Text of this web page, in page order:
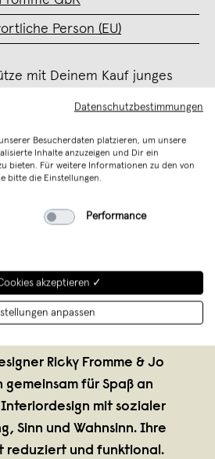
Person (EU)
mit Deinem Kauf junges
& Blum,Berlin
seit September 2018
Ricky Fromme & Jo
gemeinsam für Spaß an
mit sozialer
Sinn und Wahnsinn. Ihre
reduziert und funktional.
Datenschutzbestimmungen
Besucherdaten platzieren, um unsere
Inhalte anzuzeigen und Dir ein
bieten. Für weitere Informationen zu den von
bitte die Einstellungen.
Performance
akzeptieren ✓
anpassen